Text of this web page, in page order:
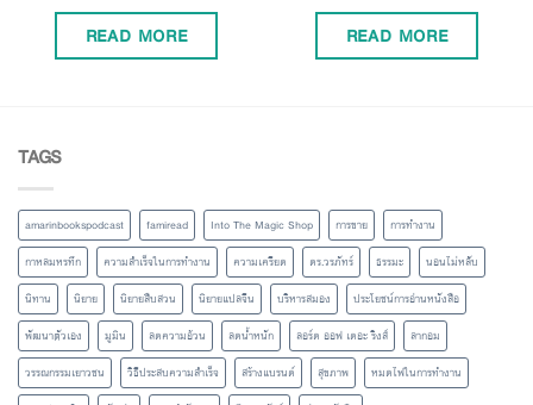
READ MORE READ MORE
TAGS
amarinbookspodcast famiread Into The Magic Shop การขาย
การทำงาน
กาหลมหรทึก
ความสำเร็จในการทำงาน ความเครียด ดร.วรภัทร์ ธรรมะ
นอนไม่หลับ
นิทาน
นิยาย นิยายสืบสวน นิยายแปลจีน บริหารสมอง
ประโยชน์การอ่านหนังสือ
พัฒนาตัวเอง
มูมิน ลดความอ้วน ลดน้ำหนัก ลอร์ด ออฟ เดอะ ริงส์
ลากอม
วรรณกรรมเยาวชน
วิธีประสบความสำเร็จ สร้างแบรนด์ สุขภาพ
หมดไฟในการทำงาน